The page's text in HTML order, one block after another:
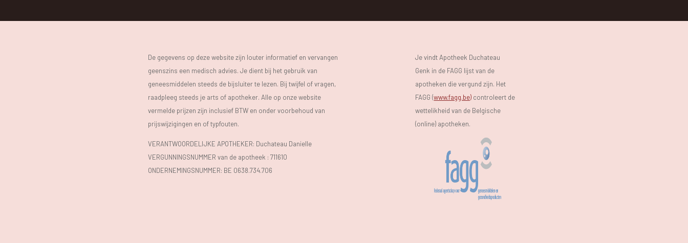
De gegevens op deze website zijn louter informatief en vervangen
geenszins een medisch advies. Je dient bij het gebruik van
geneesmiddelen steeds de bijsluiter te lezen. Bij twijfel of vragen,
raadpleeg steeds je arts of apotheker. Alle op onze website
vermelde prijzen zijn inclusief BTW en onder voorbehoud van
prijswijzigingen en of typfouten.
VERANTWOORDELIJKE APOTHEKER: Duchateau Danielle
VERGUNNINGSNUMMER van de apotheek : 711610
ONDERNEMINGSNUMMER: BE 0638.734.706
Je vindt Apotheek Duchateau
Genk in de FAGG lijst van de
apotheken die vergund zijn. Het
FAGG (www.fagg.be) controleert de
wettelikheid van de Belgische
(online) apotheken.